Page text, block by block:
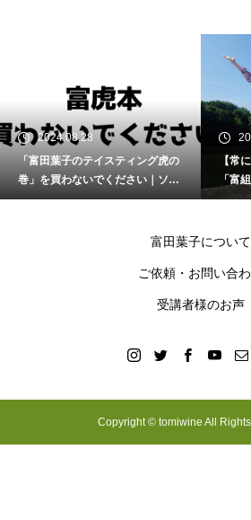
ム
2017.12.27
【常に募集】メーリングリスト
「富組」
富田葉子について
ご依頼・お問い合
受講者様のお声
Copyright © tomiwine All